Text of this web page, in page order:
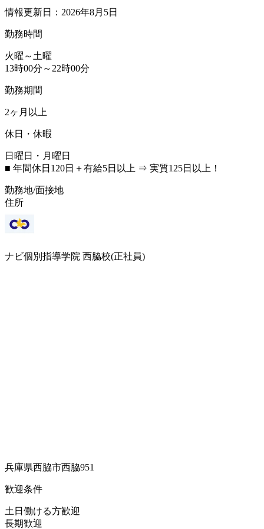
情報更新日：2026年8月5日
勤務時間
火曜～土曜
13時00分～22時00分
勤務期間
2ヶ月以上
休日・休暇
日曜日・月曜日
■ 年間休日120日＋有給5日以上 ⇒ 実質125日以上！
勤務地/面接地
住所
ナビ個別指導学院 西脇校(正社員)
兵庫県西脇市西脇951
歓迎条件
土日働ける方歓迎
長期歓迎